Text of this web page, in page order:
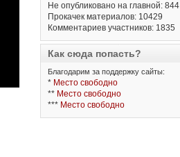
Не опубликовано на главной: 844
Прокачек материалов: 10429
Комментариев участников: 1835
Как сюда попасть?
Благодарим за поддержку сайты:
* Место свободно
** Место свободно
*** Место свободно